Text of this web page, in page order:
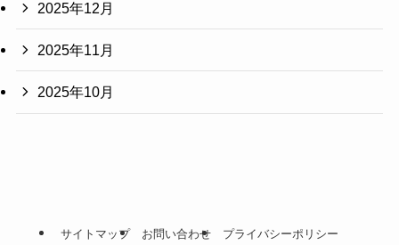
2025年12月
2025年11月
2025年10月
サイトマップ お問い合わせ プライバシーポリシー